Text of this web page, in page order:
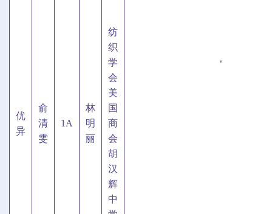
优
异
俞
清
雯
1A
林
明
丽
纺
织
学
会
美
国
商
会
胡
汉
辉
中